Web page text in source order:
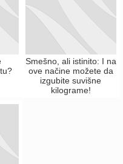
Smešno, ali istinito: I na
ove načine možete da
izgubite suvišne
kilograme!